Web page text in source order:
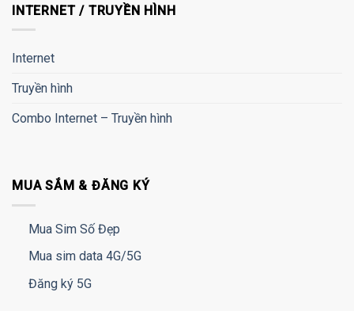
INTERNET / TRUYỀN HÌNH
Internet
Truyền hình
Combo Internet – Truyền hình
MUA SẮM & ĐĂNG KÝ
Mua Sim Số Đẹp
Mua sim data 4G/5G
Đăng ký 5G